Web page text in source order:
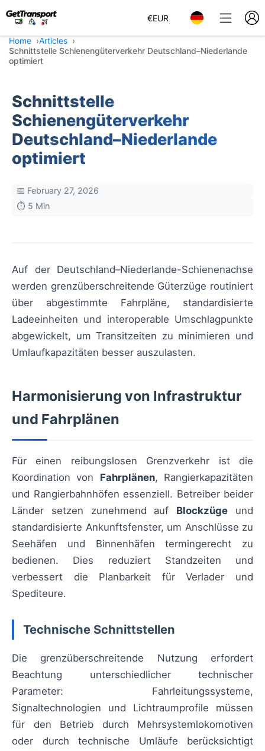
€EUR
Home
Articles
Schnittstelle Schienengüterverkehr Deutschland–Niederlande
optimiert
Schnittstelle
Schienengüterverkehr
Deutschland–Niederlande
optimiert
📅 February 27, 2026
⏱️ 5 Min
Auf der Deutschland–Niederlande-Schienenachse
werden grenzüberschreitende Güterzüge routiniert
über abgestimmte Fahrpläne, standardisierte
Ladeeinheiten und interoperable Umschlagpunkte
abgewickelt, um Transitzeiten zu minimieren und
Umlaufkapazitäten besser auszulasten.
Harmonisierung von Infrastruktur
und Fahrplänen
Für einen reibungslosen Grenzverkehr ist die
Koordination von Fahrplänen, Rangierkapazitäten
und Rangierbahnhöfen essenziell. Betreiber beider
Länder setzen zunehmend auf Blockzüge und
standardisierte Ankunftsfenster, um Anschlüsse zu
Seehäfen und Binnenhäfen termingerecht zu
bedienen. Dies reduziert Standzeiten und
verbessert die Planbarkeit für Verlader und
Spediteure.
Technische Schnittstellen
Die grenzüberschreitende Nutzung erfordert
Beachtung unterschiedlicher technischer
Parameter: Fahrleitungssysteme,
Signaltechnologien und Lichtraumprofile müssen
für den Betrieb durch Mehrsystemlokomotiven
oder durch technische Umläufe berücksichtigt